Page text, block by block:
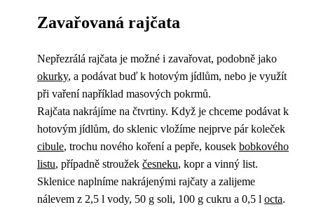
Zavařovaná rajčata
Nepřezrálá rajčata je možné i zavařovat, podobně jako
okurky, a podávat buď k hotovým jídlům, nebo je využít
při vaření například masových pokrmů.
Rajčata nakrájíme na čtvrtiny. Když je chceme podávat k
hotovým jídlům, do sklenic vložíme nejprve pár koleček
cibule, trochu nového koření a pepře, kousek bobkového
listu, případně stroužek česneku, kopr a vinný list.
Sklenice naplníme nakrájenými rajčaty a zalijeme
nálevem z 2,5 l vody, 50 g soli, 100 g cukru a 0,5 l octa.